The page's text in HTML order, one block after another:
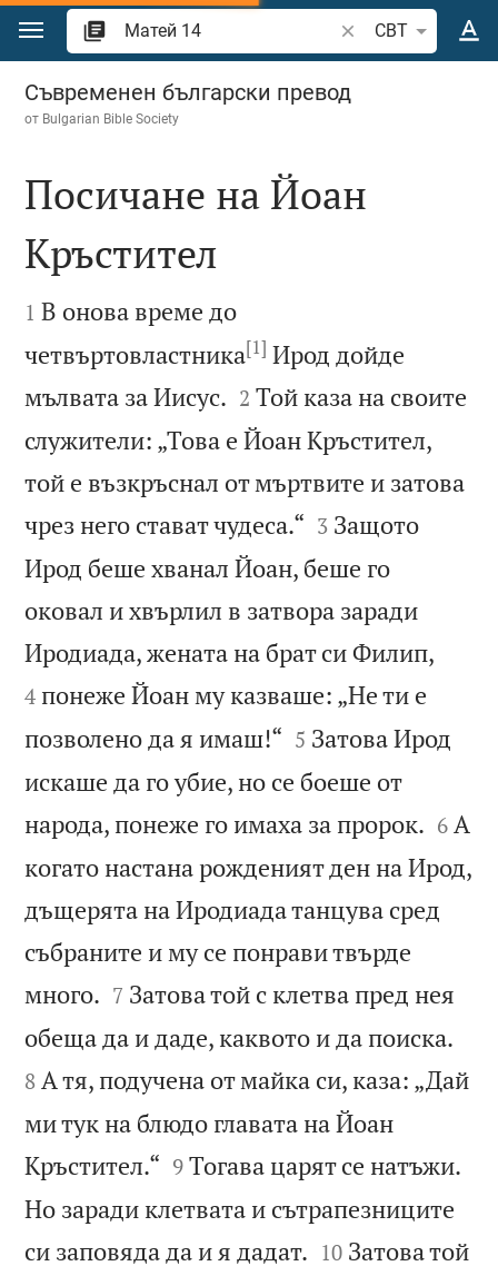
Преминете към съдържанието
Търсете стих или
CBT
Матей 14
Съвременен български превод
от Bulgarian Bible Society

Посичане на Йоан
Кръстител

1 В онова време до
четвъртовластника[1] Ирод дойде
мълвата за Иисус. 

2 Той каза на своите
служители: „Това е Йоан Кръстител,
той е възкръснал от мъртвите и затова
чрез него стават чудеса.“ 

3 Защото
Ирод беше хванал Йоан, беше го
оковал и хвърлил в затвора заради
Иродиада, жената на брат си Филип,
4 понеже Йоан му казваше: „Не ти е
позволено да я имаш!“ 

5 Затова Ирод
искаше да го убие, но се боеше от
народа, понеже го имаха за пророк. 

6 А
когато настана рожденият ден на Ирод,
дъщерята на Иродиада танцува сред
събраните и му се понрави твърде
много. 

7 Затова той с клетва пред нея
обеща да и даде, каквото и да поиска.
8 А тя, подучена от майка си, каза: „Дай
ми тук на блюдо главата на Йоан
Кръстител.“ 

9 Тогава царят се натъжи.
Но заради клетвата и сътрапезниците
си заповяда да и я дадат. 

10 Затова той